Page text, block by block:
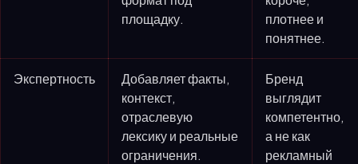
площадку.
плотнее и
понятнее.
Экспертность
Добавляет факты,
контекст,
отраслевую
лексику и реальные
ограничения.
Бренд
выглядит
компетентно,
а не как
рекламный